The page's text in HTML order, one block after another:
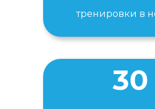
тренировки в
30